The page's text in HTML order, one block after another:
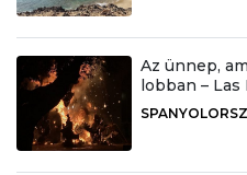
Az ünnep,
lobban – Las